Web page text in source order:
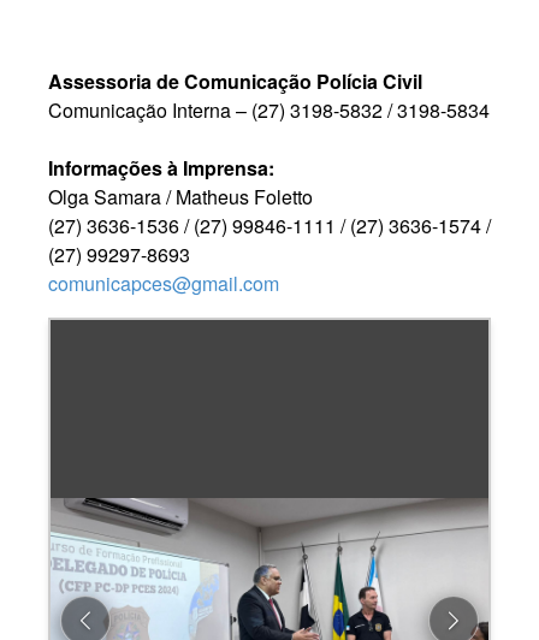
Assessoria de Comunicação Polícia Civil
Comunicação Interna – (27) 3198-5832 / 3198-5834
Informações à Imprensa:
Olga Samara / Matheus Foletto
(27) 3636-1536 / (27) 99846-1111 / (27) 3636-1574 /
(27) 99297-8693
comunicapces@gmail.com
Previous Next